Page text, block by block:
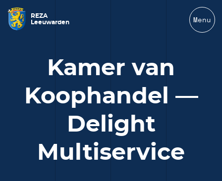
REZA
Leeuwarden
Menu
Kamer van
Koophandel —
Delight
Multiservice